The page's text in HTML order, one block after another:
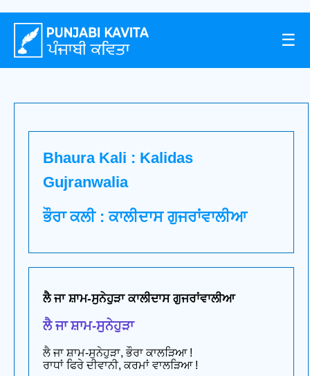
☰
Bhaura Kali : Kalidas
Gujranwalia
ਭੌਰਾ ਕਲੀ : ਕਾਲੀਦਾਸ ਗੁਜਰਾਂਵਾਲੀਆ
ਲੈ ਜਾ ਸ਼ਾਮ-ਸੁਨੇਹੁੜਾ ਕਾਲੀਦਾਸ ਗੁਜਰਾਂਵਾਲੀਆ
ਲੈ ਜਾ ਸ਼ਾਮ-ਸੁਨੇਹੁੜਾ
ਲੈ ਜਾ ਸ਼ਾਮ-ਸੁਨੇਹੁੜਾ, ਭੌਰਾ ਕਾਲੜਿਆ !
ਰਾਧਾਂ ਫਿਰੇ ਦੀਵਾਨੀ, ਕਰਮਾਂ ਵਾਲੜਿਆ !